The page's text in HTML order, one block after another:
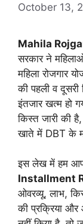
October 13,
Mahila
सरकार ने
महिला रोजगार
की पहली व
इंतजार खत्म हो
किस्त जारी की
खाते में DBT के
इस लेख में हम
Installment
ओवरव्यू, लाभ,
की प्रक्रिया